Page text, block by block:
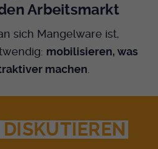
Arbeitsmarkt
sich Mangelware ist,
mobilisieren, was
machen.